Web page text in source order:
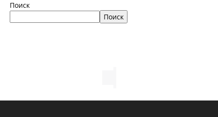
Поиск
Поиск